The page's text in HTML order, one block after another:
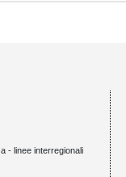
- linee interregionali